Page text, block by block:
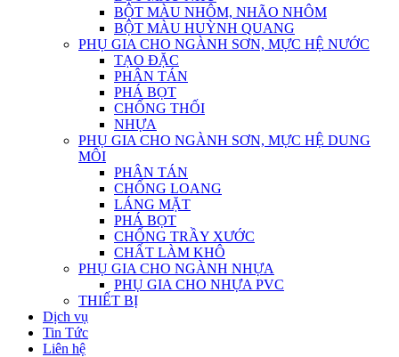
BỘT MÀU NHÔM, NHÃO NHÔM
BỘT MÀU HUỲNH QUANG
PHỤ GIA CHO NGÀNH SƠN, MỰC HỆ NƯỚC
TẠO ĐẶC
PHÂN TÁN
PHÁ BỌT
CHỐNG THỐI
NHỰA
PHỤ GIA CHO NGÀNH SƠN, MỰC HỆ DUNG
MÔI
PHÂN TÁN
CHỐNG LOANG
LÁNG MẶT
PHÁ BỌT
CHỐNG TRẦY XƯỚC
CHẤT LÀM KHÔ
PHỤ GIA CHO NGÀNH NHỰA
PHỤ GIA CHO NHỰA PVC
THIẾT BỊ
Dịch vụ
Tin Tức
Liên hệ